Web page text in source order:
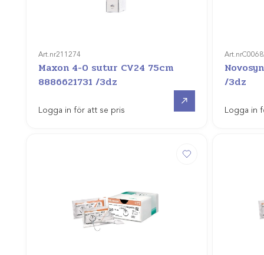
Art.nr211274
Maxon 4-0 sutur CV24 75cm
8886621731 /3dz
Logga in för att se pris
Art.nr
/3dz
Logga in